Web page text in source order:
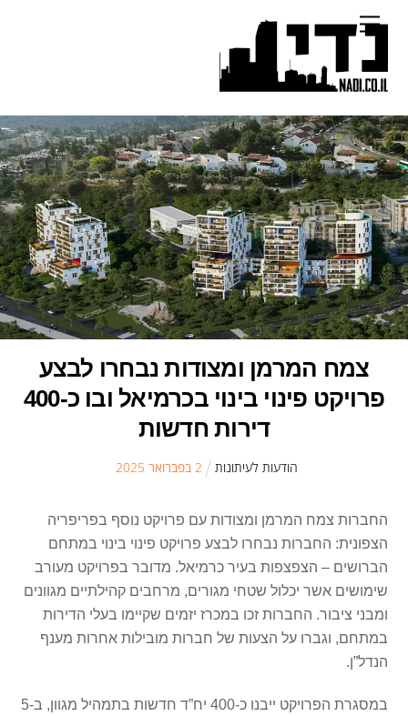
content
Menu
צמח המרמן ומצודות נבחרו לבצע
פרויקט פינוי בינוי בכרמיאל ובו כ-400
דירות חדשות
הודעות לעיתונות 2בפברואר 2025
החברות צמח המרמן ומצודות עם פרויקט נוסף בפריפריה
הצפונית: החברות נבחרו לבצע פרויקט פינוי בינוי במתחם
הברושים – הצפצפות בעיר כרמיאל. מדובר בפרויקט מעורב
שימושים אשר יכלול שטחי מגורים, מרחבים קהילתיים מגוונים
ומבני ציבור. החברות זכו במכרז יזמים שקיימו בעלי הדירות
במתחם, וגברו על הצעות של חברות מובילות אחרות מענף
הנדל”ן.
במסגרת הפרויקט ייבנו כ-400 יח”ד חדשות בתמהיל מגוון, ב-5